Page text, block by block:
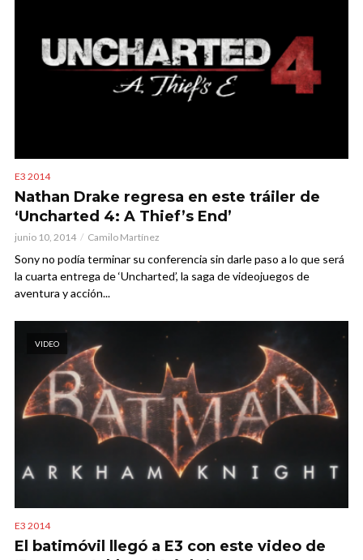
E3 2014
Nathan Drake regresa en este tráiler de
‘Uncharted 4: A Thief’s End’
junio 10, 2014 Camilo Martínez
Sony no podía terminar su conferencia sin darle paso a lo que será
la cuarta entrega de ‘Uncharted’, la saga de videojuegos de
aventura y acción...
VIDEO
E3 2014
El batimóvil llegó a E3 con este video de